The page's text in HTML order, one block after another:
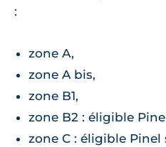
:
zone A,
zone A bis,
zone B1,
zone B2 : éligible
zone C : éligible